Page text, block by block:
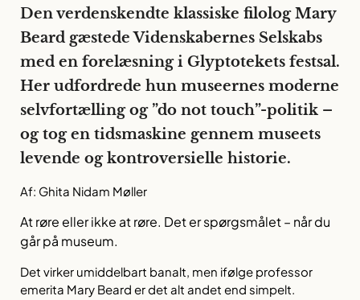
Den verdenskendte klassiske filolog Mary
Beard gæstede Videnskabernes Selskabs
med en forelæsning i Glyptotekets festsal.
Her udfordrede hun museernes moderne
selvfortælling og ”do not touch”-politik –
og tog en tidsmaskine gennem museets
levende og kontroversielle historie.
Af: Ghita Nidam Møller
At røre eller ikke at røre. Det er spørgsmålet – når du
går på museum.
Det virker umiddelbart banalt, men ifølge professor
emerita Mary Beard er det alt andet end simpelt.